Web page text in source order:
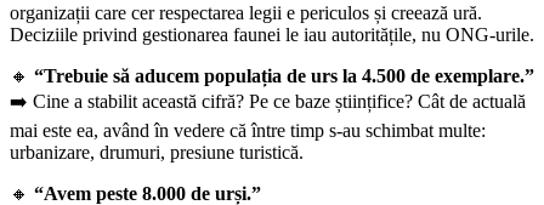
organizații care cer respectarea legii e periculos și creează ură.
Deciziile privind gestionarea faunei le iau autoritățile, nu ONG-urile.
🔸 “Trebuie să aducem populația de urs la 4.500 de exemplare.”
➡️ Cine a stabilit această cifră? Pe ce baze științifice? Cât de actuală
mai este ea, având în vedere că între timp s-au schimbat multe:
urbanizare, drumuri, presiune turistică.
🔸 “Avem peste 8.000 de urși.”